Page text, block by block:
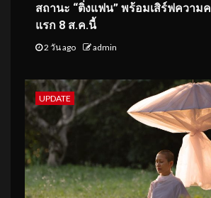
สถานะ “ติ่งแฟน” พร้อมเสิร์ฟความ
แรก 8 ส.ค.นี้
2 วัน ago admin
UPDATE